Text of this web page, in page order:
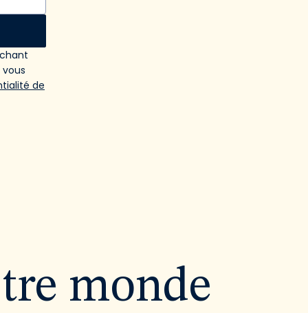
de
monde